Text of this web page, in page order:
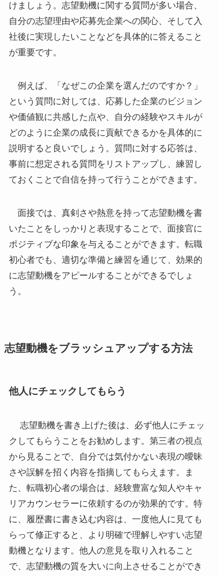
けましょう。志望動機に関する質問が多い場合、
自分の志望理由や応募先企業への関心、そして入
社後に実現したいことなどを具体的に答えること
が重要です。
例えば、「なぜこの企業を選んだのですか？」
という質問に対しては、応募した企業のビジョン
や価値観に共感した点や、自分の経験やスキルが
どのように企業の成長に貢献できるかを具体的に
説明すると良いでしょう。質問に対する応答は、
事前に想定される質問をリストアップし、練習し
ておくことで自信を持って行うことができます。
面接では、真剣さや熱意を持って志望動機を書
いたことをしっかりと表現することで、面接官に
ポジティブな印象を与えることができます。転職
初心者でも、適切な準備と練習を通じて、効果的
に志望動機をアピールすることができるでしょ
う。
志望動機をブラッシュアップする方法
他人にチェックしてもらう
志望動機を書き上げた後は、必ず他人にチェッ
クしてもらうことをお勧めします。第三者の視点
から見ることで、自分では気付かない表現の曖昧
さや誤解を招く内容を指摘してもらえます。ま
た、転職初心者の場合は、経験豊富な知人やキャ
リアカウンセラーに依頼するのが効果的です。特
に、履歴書に書き込む内容は、一度他人に見ても
らって修正すると、より明確で理解しやすい志望
動機となります。他人の意見を取り入れること
で、志望動機の質を大いに向上させることができ